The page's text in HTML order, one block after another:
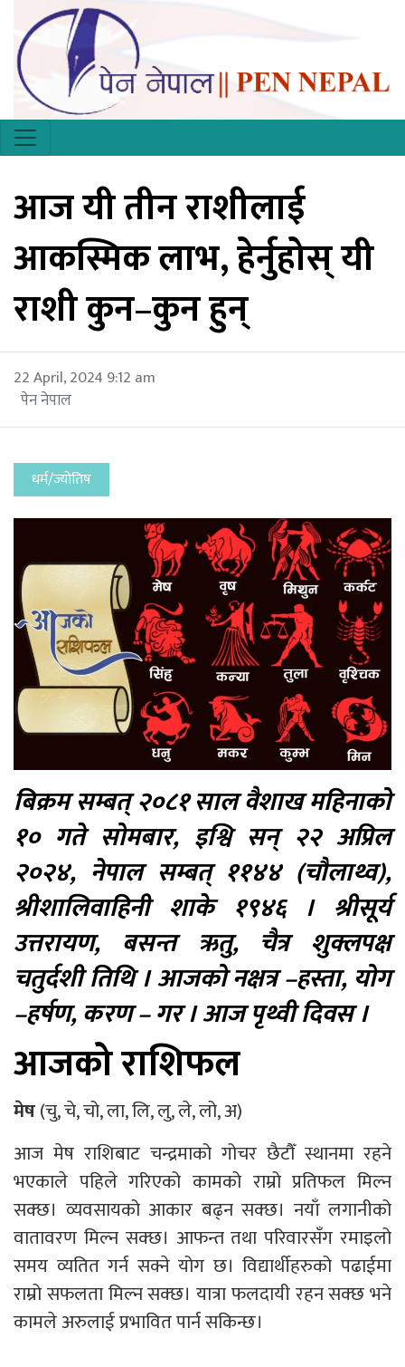
आज यी तीन राशीलाई
आकस्मिक लाभ, हेर्नुहोस् यी
राशी कुन–कुन हुन्
22 April, 2024 9:12 am
पेन नेपाल
धर्म/ज्योतिष
बिक्रम सम्बत् २०८१ साल वैशाख महिनाको
१० गते सोमबार, इश्वि सन् २२ अप्रिल
२०२४, नेपाल सम्बत् ११४४ (चौलाथ्व),
श्रीशालिवाहिनी शाके १९४६ । श्रीसूर्य
उत्तरायण, बसन्त ऋतु, चैत्र शुक्लपक्ष
चतुर्दशी तिथि । आजको नक्षत्र –हस्ता, योग
–हर्षण, करण – गर । आज पृथ्वी दिवस ।
आजको राशिफल
मेष(चु, चे, चो, ला, लि, लु, ले, लो, अ)
आज मेष राशिबाट चन्द्रमाको गोचर छैटौँ स्थानमा रहने
भएकाले पहिले गरिएको कामको राम्रो प्रतिफल मिल्न
सक्छ। व्यवसायको आकार बढ्न सक्छ। नयाँ लगानीको
वातावरण मिल्न सक्छ। आफन्त तथा परिवारसँग रमाइलो
समय व्यतित गर्न सक्ने योग छ। विद्यार्थीहरुको पढाईमा
राम्रो सफलता मिल्न सक्छ। यात्रा फलदायी रहन सक्छ भने
कामले अरुलाई प्रभावित पार्न सकिन्छ।